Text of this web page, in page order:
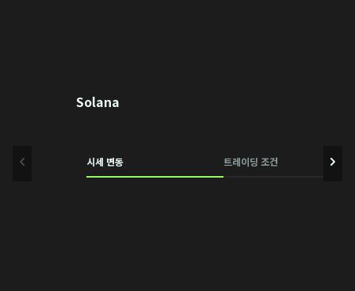
Solana
시세 변동 트레이딩 조건